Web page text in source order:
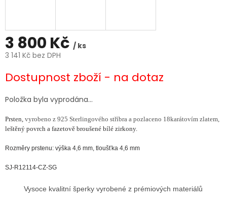
3 800 Kč / ks
3 141 Kč bez DPH
cena:
Dostupnost zboží - na dotaz
Položka byla vyprodána…
Prsten, vyrobeno z 925 Sterlingového stříbra a pozlaceno 18karátovím zlatem,
leštěný povrch a fazetově broušené bílé zirkony.
Rozměry prstenu: výška 4,6 mm, tloušťka 4,6 mm
SJ-R12114-CZ-SG
Vysoce kvalitní šperky vyrobené z prémiových materiálů